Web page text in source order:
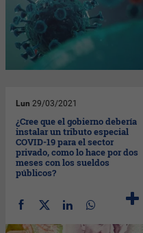
Lun 29/03/2021
¿Cree que el gobierno debería
instalar un tributo especial
COVID-19 para el sector
privado, como lo hace por dos
meses con los sueldos
públicos?